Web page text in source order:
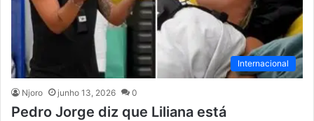
Internacional
Njoro junho 13, 2026 0
Pedro Jorge diz que Liliana está